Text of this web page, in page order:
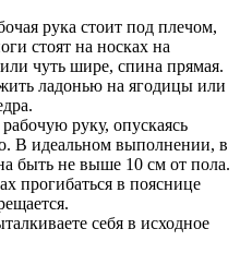
рука стоит под плечом,
стоят на носках на
чуть шире, спина прямая.
ладонью на ягодицы или
руку, опускаясь
В идеальном выполнении, в
быть не выше 10 см от пола.
прогибаться в пояснице
себя в исходное